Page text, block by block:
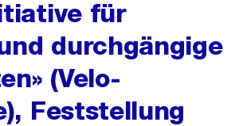
für
durchgängige
(Velo-
Feststellung